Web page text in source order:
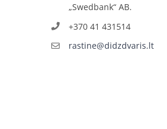
„Swedbank“ AB.
+370 41 431514
rastine@didzdvaris.lt